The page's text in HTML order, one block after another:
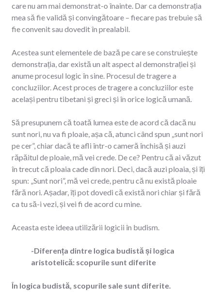
care nu am mai demonstrat-o înainte. Dar ca demonstrația
mea să fie validă și convingătoare – fiecare pas trebuie să
fie convenit sau dovedit în prealabil.
Acestea sunt elementele de bază pe care se construiește
demonstrația, dar există un alt aspect al demonstrației și
anume procesul logic în sine. Procesul de tragere a
concluziilor. Acest proces de tragere a concluziilor este
același pentru tibetani și greci și în orice logică umană.
Să presupunem că toată lumea este de acord că dacă nu
sunt nori, nu va fi ploaie, așa că, atunci când spun „sunt nori
pe cer”, chiar dacă te afli într-o cameră închisă și auzi
răpăitul de ploaie, mă vei crede. De ce? Pentru că ai văzut
în trecut că ploaia cade din nori. Deci, dacă auzi ploaia, și îți
spun: „Sunt nori”, mă vei crede, pentru că nu există ploaie
fără nori. Așadar, îți pot dovedi că există nori chiar și fără
ca tu să-i vezi, și vei fi de acord cu mine.
Aceasta este ideea utilizării logicii în budism.
-Diferența dintre logica budistă și logica
aristotelică: scopurile sunt diferite
În logica budistă, scopurile sale sunt diferite.